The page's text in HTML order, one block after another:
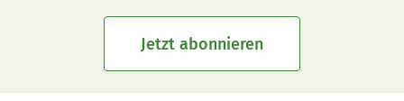
Jetzt abonnieren